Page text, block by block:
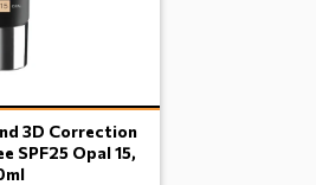
3D Correction
SPF25 Opal 15,